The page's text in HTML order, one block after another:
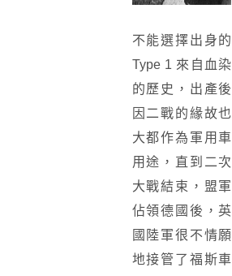
不能選擇出身的
Type 1 來自血染
的歷史，出產後
因二戰的緣故也
大都作為軍用車
用途，直到二次
大戰結束，盟軍
佔領德國後，英
國陸軍很不情願
地接管了福斯車